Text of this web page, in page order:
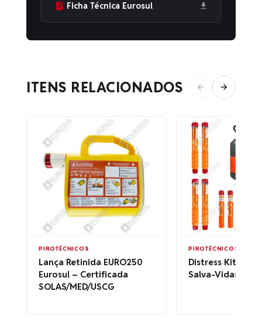
Ficha Técnica Eurosul
ITENS RELACIONADOS
PIROTÉCNICOS
Lança Retinida EURO250
Eurosul – Certificada
SOLAS/MED/USCG
PIROTÉCNICOS
Distress Kit para
Salva-Vidas